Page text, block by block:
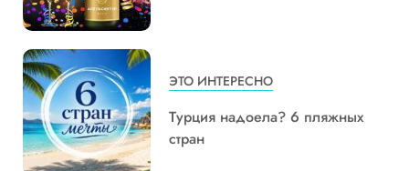
ЭТО ИНТЕРЕСНО
Турция надоела? 6 пляжных
стран